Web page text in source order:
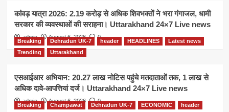
कांवड़ यात्रा 2026: 2.19 करोड़ से अधिक शिवभक्तों ने भरा गंगाजल, धामी
सरकार की व्यवस्थाओं की सराहना। Uttarakhand 24×7 Live news
admin August 6, 2026 0
Breaking Dehradun UK-7 header HEADLINES
Latest news
Trending
Uttarakhand
एसआईआर अभियान: 20.27 लाख नोटिस पहुंचे मतदाताओं तक, 1 लाख से
अधिक दावे-आपत्तियां दर्ज। Uttarakhand 24×7 Live news
admin August 6, 2026 0
Breaking Champawat Dehradun UK-7 ECONOMIC
header